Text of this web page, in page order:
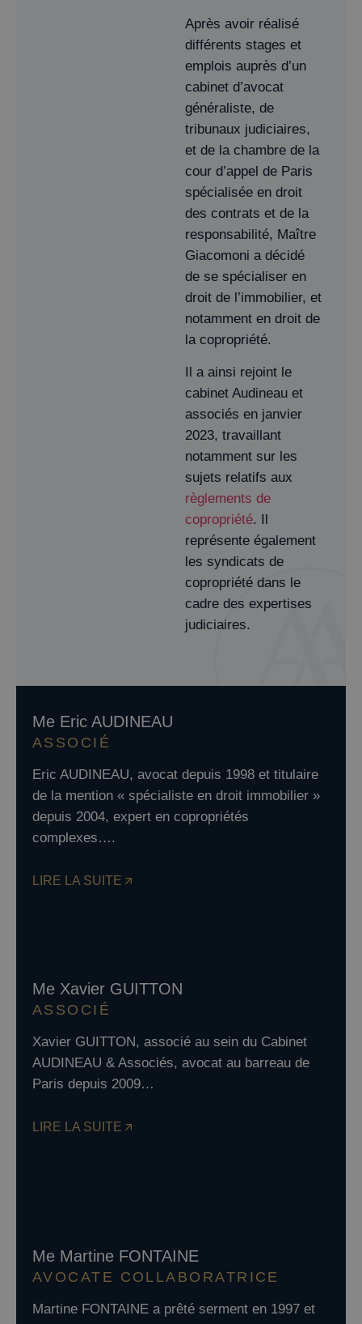
Après avoir réalisé
différents stages et
emplois auprès d’un
cabinet d’avocat
généraliste, de
tribunaux judiciaires,
et de la chambre de la
cour d’appel de Paris
spécialisée en droit
des contrats et de la
responsabilité, Maître
Giacomoni a décidé
de se spécialiser en
droit de l’immobilier, et
notamment en droit de
la copropriété.
Il a ainsi rejoint le
cabinet Audineau et
associés en janvier
2023, travaillant
notamment sur les
sujets relatifs aux
règlements de
copropriété. Il
représente également
les syndicats de
copropriété dans le
cadre des expertises
judiciaires.
Me Eric AUDINEAU
ASSOCIÉ
Eric AUDINEAU, avocat depuis 1998 et titulaire
de la mention « spécialiste en droit immobilier »
depuis 2004, expert en copropriétés
complexes….
LIRE LA SUITE
Me Xavier GUITTON
ASSOCIÉ
Xavier GUITTON, associé au sein du Cabinet
AUDINEAU & Associés, avocat au barreau de
Paris depuis 2009…
LIRE LA SUITE
Me Martine FONTAINE
AVOCATE COLLABORATRICE
Martine FONTAINE a prêté serment en 1997 et